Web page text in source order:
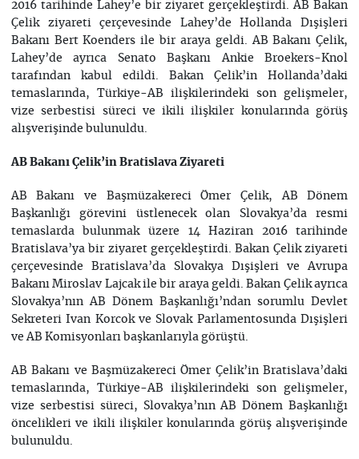
2016 tarihinde Lahey’e bir ziyaret gerçekleştirdi. AB Bakan
Çelik ziyareti çerçevesinde Lahey’de Hollanda Dışişleri
Bakanı Bert Koenders ile bir araya geldi. AB Bakanı Çelik,
Lahey’de ayrıca Senato Başkanı Ankie Broekers-Knol
tarafından kabul edildi. Bakan Çelik’in Hollanda’daki
temaslarında, Türkiye-AB ilişkilerindeki son gelişmeler,
vize serbestisi süreci ve ikili ilişkiler konularında görüş
alışverişinde bulunuldu.
AB Bakanı Çelik’in Bratislava Ziyareti
AB Bakanı ve Başmüzakereci Ömer Çelik, AB Dönem
Başkanlığı görevini üstlenecek olan Slovakya’da resmi
temaslarda bulunmak üzere 14 Haziran 2016 tarihinde
Bratislava’ya bir ziyaret gerçekleştirdi. Bakan Çelik ziyareti
çerçevesinde Bratislava’da Slovakya Dışişleri ve Avrupa
Bakanı Miroslav Lajcak ile bir araya geldi. Bakan Çelik ayrıca
Slovakya’nın AB Dönem Başkanlığı’ndan sorumlu Devlet
Sekreteri Ivan Korcok ve Slovak Parlamentosunda Dışişleri
ve AB Komisyonları başkanlarıyla görüştü.
AB Bakanı ve Başmüzakereci Ömer Çelik’in Bratislava’daki
temaslarında, Türkiye-AB ilişkilerindeki son gelişmeler,
vize serbestisi süreci, Slovakya’nın AB Dönem Başkanlığı
öncelikleri ve ikili ilişkiler konularında görüş alışverişinde
bulunuldu.